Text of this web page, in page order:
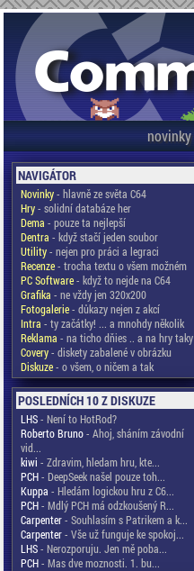
novinky
NAVIGÁTOR
Novinky- hlavně ze světa C64
Hry- solidní databáze her
Dema - pouze ta nejlepší
Dentra - když stačí jeden soubor
Utility- nejen pro práci a legraci
Recenze- trocha textu o všem možném
PC Software- když to nejde na C64
Grafika - ne vždy jen 320x200
Fotogalerie- důkazy nejen z akcí
Intra - ty začátky! ... a mnohdy několik
Reklama - na ticho dňies .. a na hry taky
Covery- diskety zabalené v obrázku
Diskuze- o všem, o ničem a tak
POSLEDNÍCH 10 Z DISKUZE
LHS- Není to HotRod?
Roberto Bruno- Ahoj, sháním závodní
vid...
kiwi - Zdravim, hledam hru, kte...
PCH- DeepSeek našel pouze toh...
Kuppa - Hledám logickou hru z C6...
PCH- Mdlý PCH má odzkoušený R...
Carpenter- Souhlasím s Patrikem a k...
Carpenter- Vše už funguje ke spokoj...
LHS- Nerozporuju. Jen mě poba...
PCH- Mas dve moznosti. 1. bu...